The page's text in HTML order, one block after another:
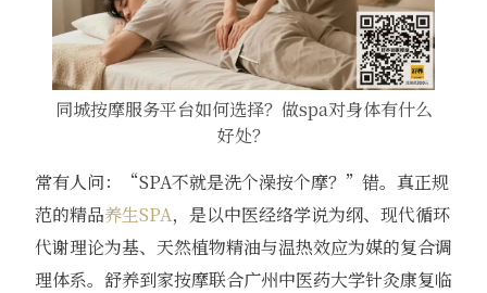
同城按摩服务平台如何选择？做spa对身体有什么
好处？
常有人问：“SPA不就是洗个澡按个摩？”错。真正规
范的精品养生SPA，是以中医经络学说为纲、现代循环
代谢理论为基、天然植物精油与温热效应为媒的复合调
理体系。舒养到家按摩联合广州中医药大学针灸康复临